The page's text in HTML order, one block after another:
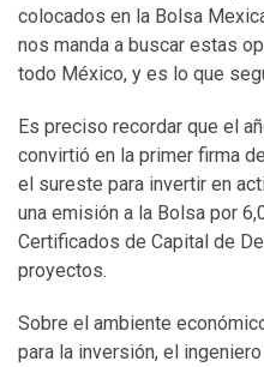
colocados en la Bolsa
nos manda a buscar estas
todo México, y es lo que
Es preciso recordar que el
convirtió en la primer firma
el sureste para invertir en
una emisión a la Bolsa por
Certificados de Capital de
proyectos.
Sobre el ambiente
para la inversión, el